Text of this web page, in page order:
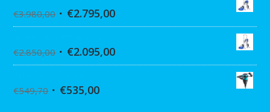
€3.980,00 €2.795,00
€2.850,00 €2.095,00
€549,70 €535,00